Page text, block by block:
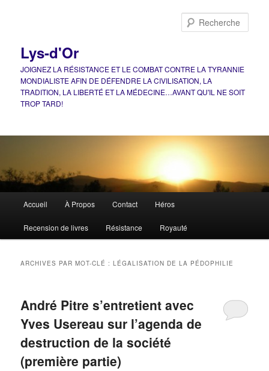
Lys-d'Or
JOIGNEZ LA RÉSISTANCE ET LE COMBAT CONTRE LA TYRANNIE
MONDIALISTE AFIN DE DÉFENDRE LA CIVILISATION, LA
TRADITION, LA LIBERTÉ ET LA MÉDECINE…AVANT QU'IL NE SOIT
TROP TARD!
principal
Accueil À Propos Contact Héros
Recension de livres Résistance Royauté
ARCHIVES PAR MOT-CLÉ :LÉGALISATION DE LA PÉDOPHILIE
André Pitre s’entretient avec
Yves Usereau sur l’agenda de
destruction de la société
(première partie)